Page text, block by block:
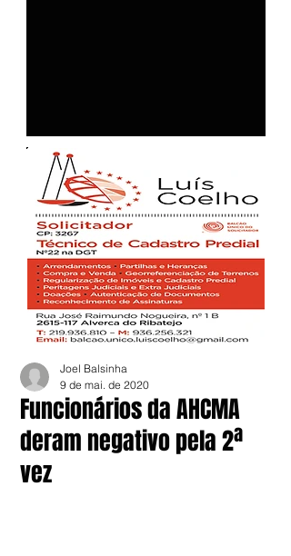
Funcionários da AHCMA
deram negativo pela 2ª
vez
Joel Balsinha
9 de mai. de 2020